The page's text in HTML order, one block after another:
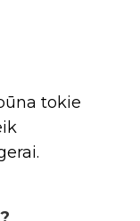
tokie